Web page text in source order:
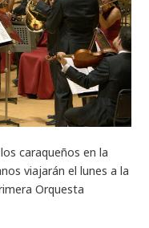
caraqueños en la
viajarán el lunes a la
Orquesta